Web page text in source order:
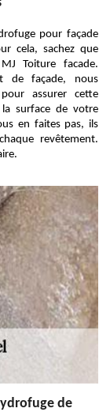
pour façade
cela, sachez que
Toiture facade.
de façade, nous
assurer cette
surface de votre
en faites pas, ils
revêtement.
de